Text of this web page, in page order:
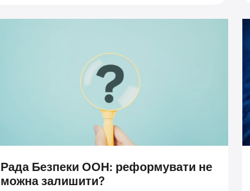
Рада Безпеки ООН: реформувати не
можна залишити?